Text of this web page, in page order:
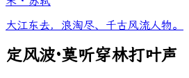
大江东去，浪淘尽、千古风流人物。
定风波·莫听穿林打叶声